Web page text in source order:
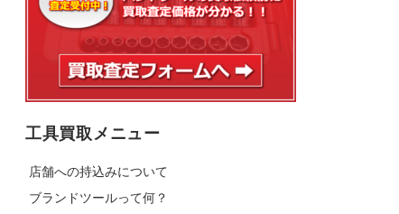
工具買取メニュー
店舗への持込みについて
ブランドツールって何？